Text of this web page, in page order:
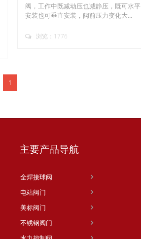
阀，工作中既减动压也减静压，既可水平
安装也可垂直安装，阀前压力变化大...
浏览：1776
1
主要产品导航
全焊接球阀
电站阀门
美标阀门
不锈钢阀门